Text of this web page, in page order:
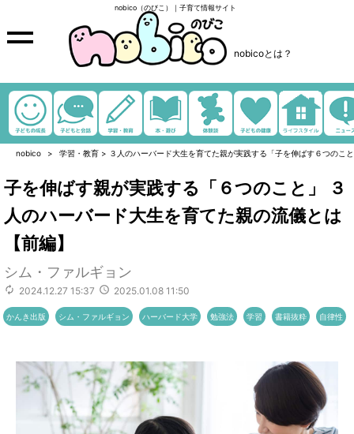
nobico（のびこ）｜子育て情報サイト
nobicoとは？
nobico 学習・教育 > ３人のハーバード大生を育てた親が実践する「子を伸ばす６つのこ
子を伸ばす親が実践する「６つのこと」 ３
人のハーバード大生を育てた親の流儀とは
【前編】
シム・ファルギョン
2024.12.27 15:37 2025.01.08 11:50
かんき出版 シム・ファルギョン ハーバード大学 勉強法 学習 書籍抜粋 自律性